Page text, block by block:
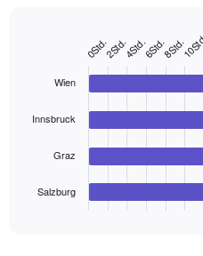
chart
Wien
Innsbruck
Graz
Salzburg
0Std.2Std.4Std.6Std.8Std.